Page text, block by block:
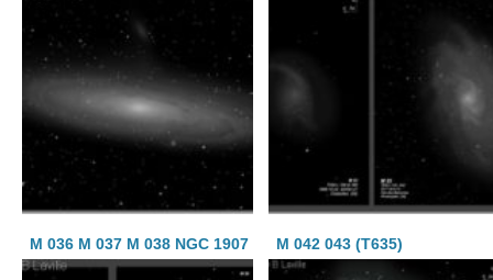
M 036 M 037 M 038 NGC 1907 M 042 043 (T635)